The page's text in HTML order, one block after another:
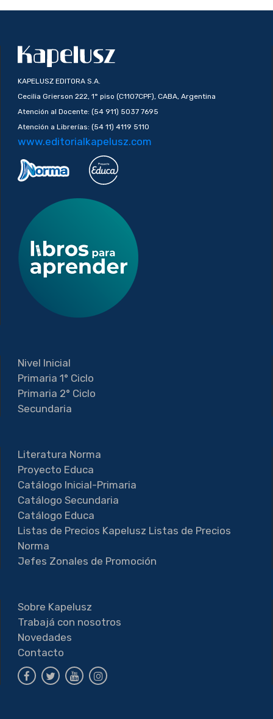
KAPELUSZ EDITORA S.A.
Cecilia Grierson 222, 1° piso (C1107CPF), CABA, Argentina
Atención al Docente: (54 911) 5037 7695
Atención a Librerías: (54 11) 4119 5110
www.editorialkapelusz.com
Nivel Inicial
Primaria 1° Ciclo
Primaria 2° Ciclo
Secundaria
Literatura Norma
Proyecto Educa
Catálogo Inicial-Primaria
Catálogo Secundaria
Catálogo Educa
Listas de Precios Kapelusz Listas de Precios
Norma
Jefes Zonales de Promoción
Sobre Kapelusz
Trabajá con nosotros
Novedades
Contacto